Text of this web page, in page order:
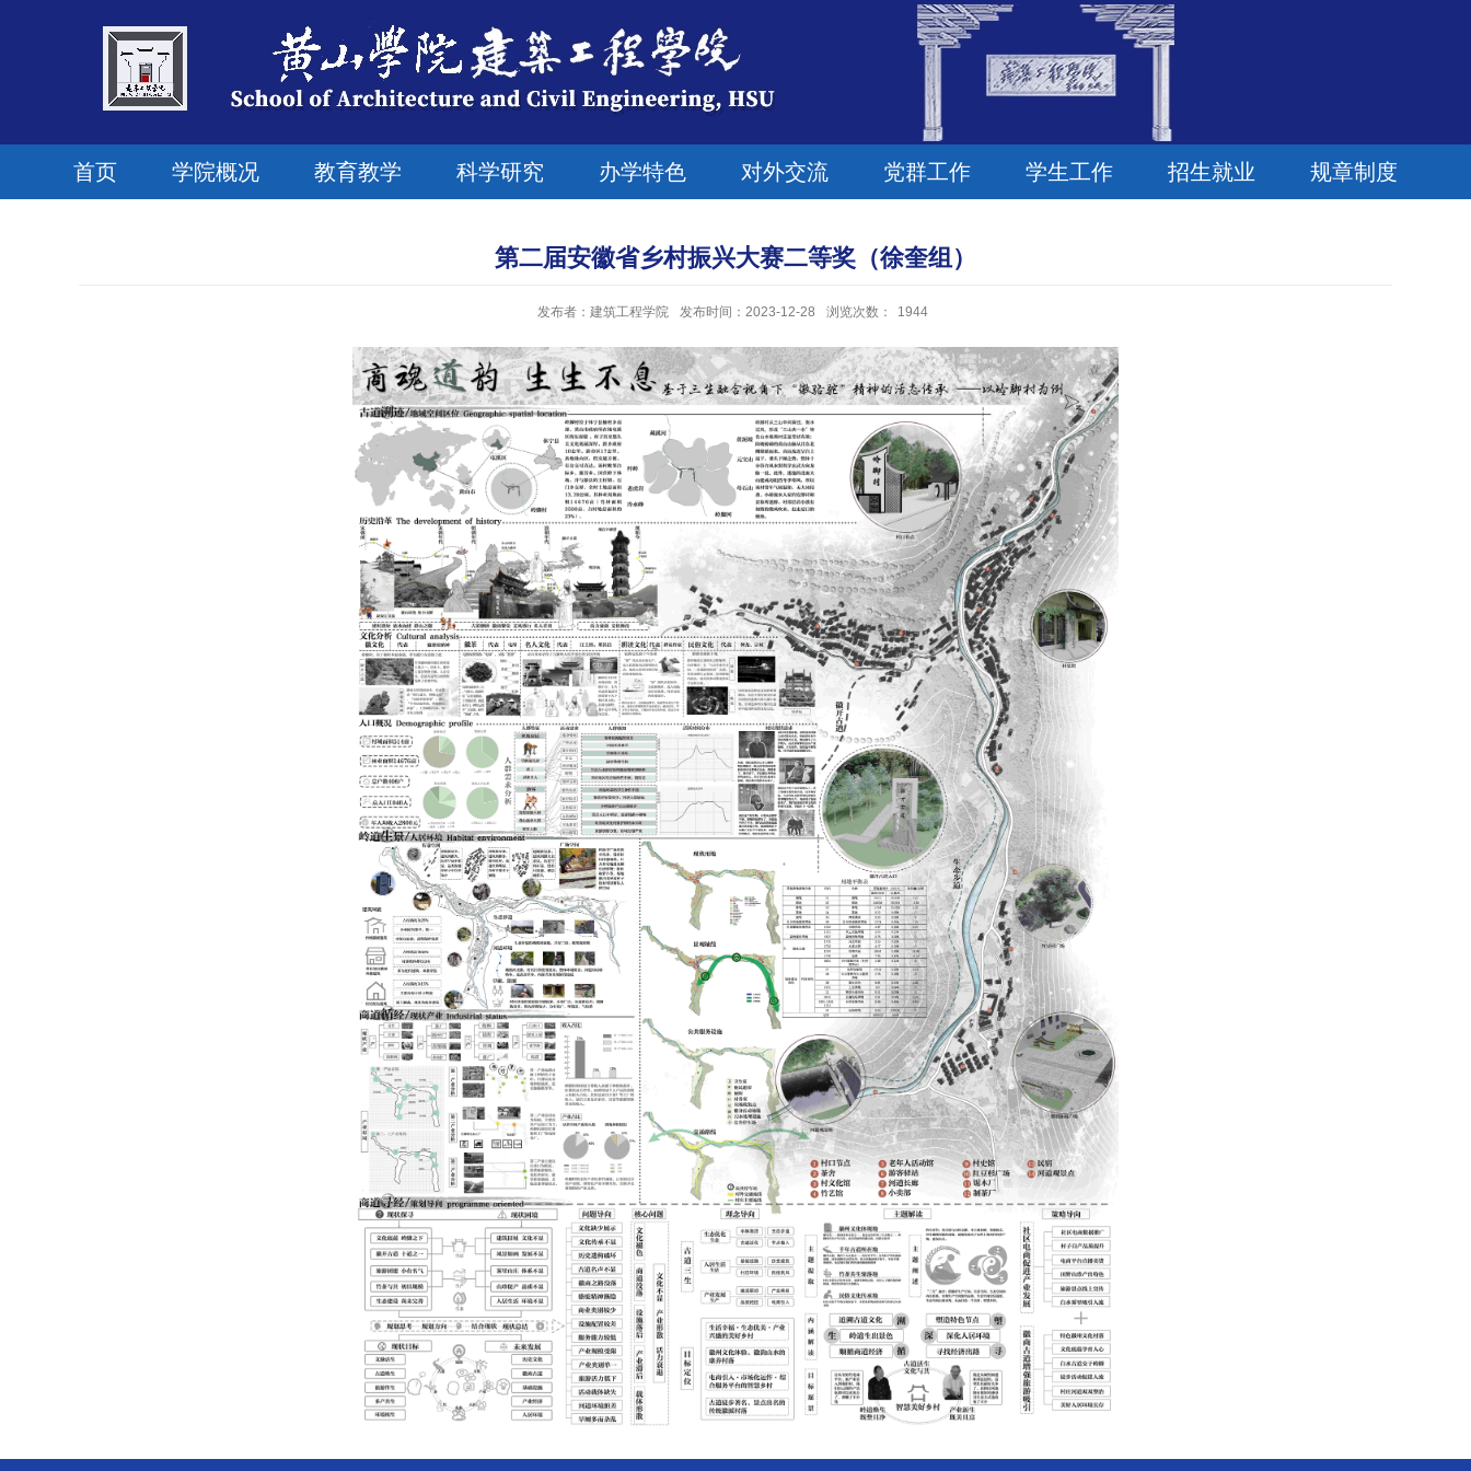
首页 学院概况 教育教学 科学研究 办学特色 对外交流 党群工作 学生工作 招生就业 规章制度
第二届安徽省乡村振兴大赛二等奖（徐奎组）
发布者：建筑工程学院 发布时间：2023-12-28 浏览次数： 1944